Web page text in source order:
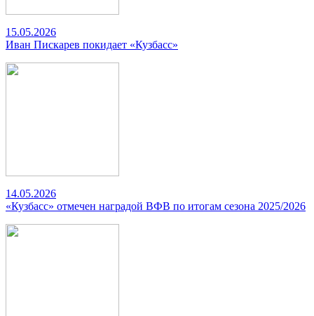
15.05.2026
Иван Пискарев покидает «Кузбасс»
14.05.2026
«Кузбасс» отмечен наградой ВФВ по итогам сезона 2025/2026